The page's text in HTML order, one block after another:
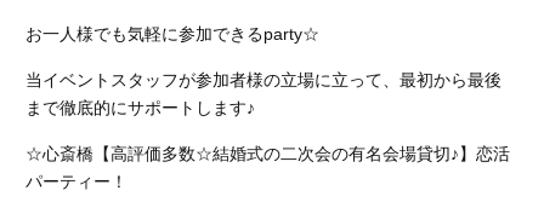
お一人様でも気軽に参加できるparty☆
当イベントスタッフが参加者様の立場に立って、最初から最後
まで徹底的にサポートします♪
☆心斎橋【高評価多数☆結婚式の二次会の有名会場貸切♪】恋活
パーティー！